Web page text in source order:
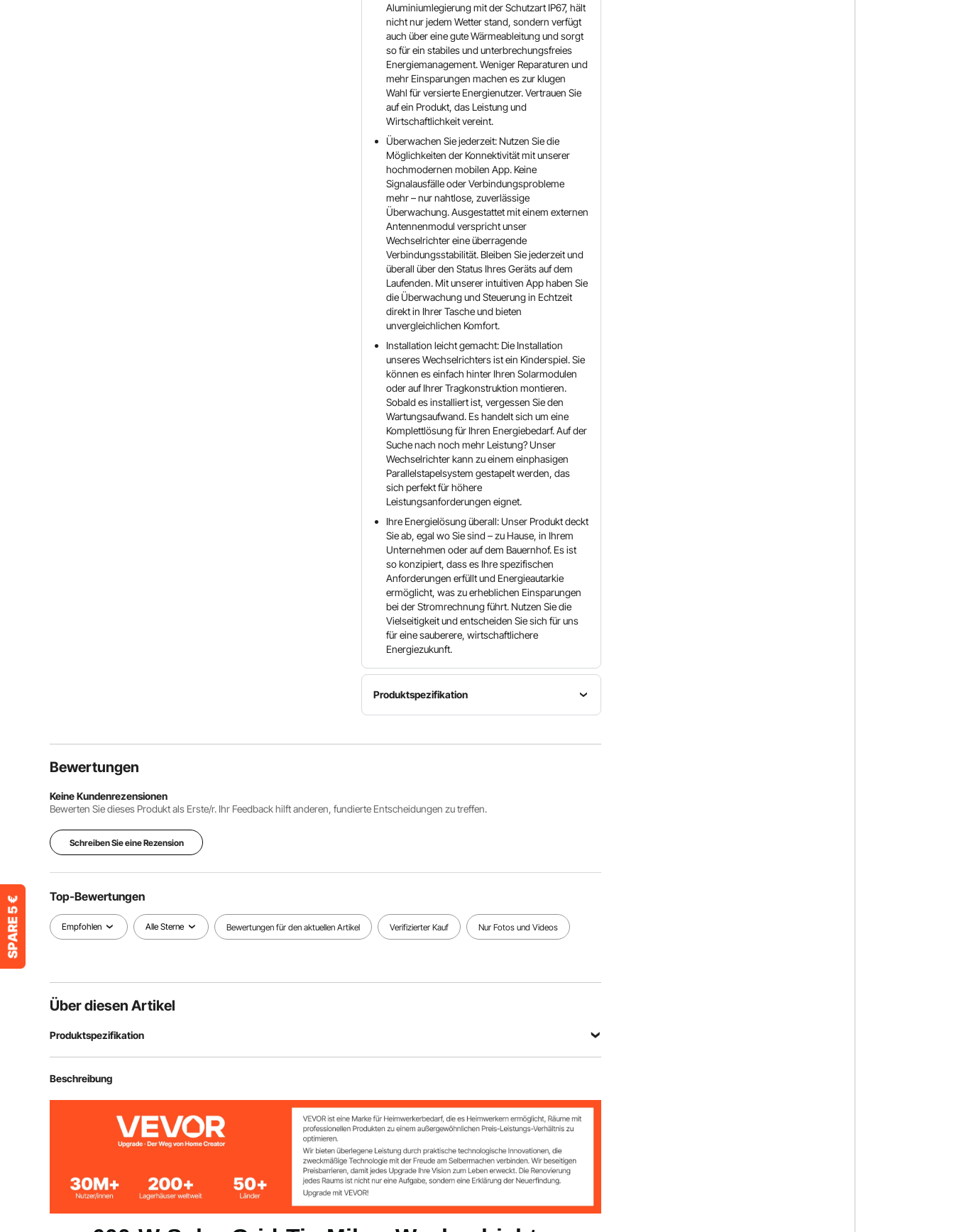
Aluminiumlegierung mit der Schutzart IP67, hält
nicht nur jedem Wetter stand, sondern verfügt
auch über eine gute Wärmeableitung und sorgt
so für ein stabiles und unterbrechungsfreies
Energiemanagement. Weniger Reparaturen und
mehr Einsparungen machen es zur klugen
Wahl für versierte Energienutzer. Vertrauen Sie
auf ein Produkt, das Leistung und
Wirtschaftlichkeit vereint.
Überwachen Sie jederzeit: Nutzen Sie die
Möglichkeiten der Konnektivität mit unserer
hochmodernen mobilen App. Keine
Signalausfälle oder Verbindungsprobleme
mehr – nur nahtlose, zuverlässige
Überwachung. Ausgestattet mit einem externen
Antennenmodul verspricht unser
Wechselrichter eine überragende
Verbindungsstabilität. Bleiben Sie jederzeit und
überall über den Status Ihres Geräts auf dem
Laufenden. Mit unserer intuitiven App haben Sie
die Überwachung und Steuerung in Echtzeit
direkt in Ihrer Tasche und bieten
unvergleichlichen Komfort.
Installation leicht gemacht: Die Installation
unseres Wechselrichters ist ein Kinderspiel. Sie
können es einfach hinter Ihren Solarmodulen
oder auf Ihrer Tragkonstruktion montieren.
Sobald es installiert ist, vergessen Sie den
Wartungsaufwand. Es handelt sich um eine
Komplettlösung für Ihren Energiebedarf. Auf der
Suche nach noch mehr Leistung? Unser
Wechselrichter kann zu einem einphasigen
Parallelstapelsystem gestapelt werden, das
sich perfekt für höhere
Leistungsanforderungen eignet.
Ihre Energielösung überall: Unser Produkt deckt
Sie ab, egal wo Sie sind – zu Hause, in Ihrem
Unternehmen oder auf dem Bauernhof. Es ist
so konzipiert, dass es Ihre spezifischen
Anforderungen erfüllt und Energieautarkie
ermöglicht, was zu erheblichen Einsparungen
bei der Stromrechnung führt. Nutzen Sie die
Vielseitigkeit und entscheiden Sie sich für uns
für eine sauberere, wirtschaftlichere
Energiezukunft.
Produktspezifikation
Artikelmodellnummer
DC18V-
Ausgangsleistung
Maximaler
Eingangsstrom
Betriebstemperaturbereich
-40℃ bis
Bewertungen
Keine Kundenrezensionen
Bewerten Sie dieses Produkt als Erste/r. Ihr Feedback hilft anderen, fundierte Entscheidungen zu treffen.
Schreiben Sie eine Rezension
Top-Bewertungen
Empfohlen Alle Sterne Bewertungen für den aktuellen Artikel Verifizierter Kauf Nur Fotos und Videos
Über diesen Artikel
Produktspezifikation
Artikelmodellnummer
Betriebsspannungsbereich DC18V-50V
600 W ± 10 %
Maximaler Eingangsstrom 12 A x 2
Beschreibung